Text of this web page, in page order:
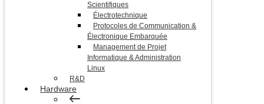
Scientifiques
Électrotechnique
Protocoles de Communication &
Électronique Embarquée
Management de Projet
Informatique & Administration
Linux
R&D
Hardware